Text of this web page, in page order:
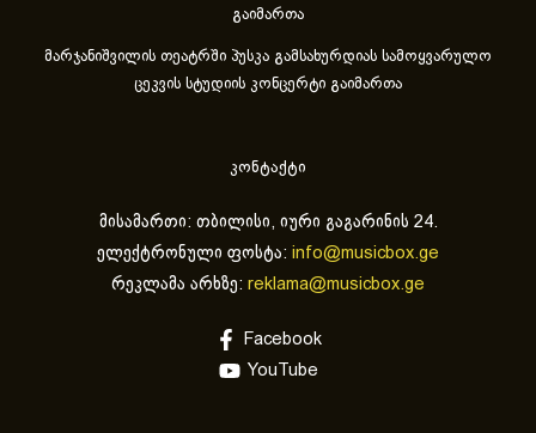
გაიმართა
მარჯანიშვილის თეატრში პუსკა გამსახურდიას სამოყვარულო
ცეკვის სტუდიის კონცერტი გაიმართა
კონტაქტი
მისამართი: თბილისი, იური გაგარინის 24.
ელექტრონული ფოსტა: info@musicbox.ge
რეკლამა არხზე: reklama@musicbox.ge
Facebook
YouTube